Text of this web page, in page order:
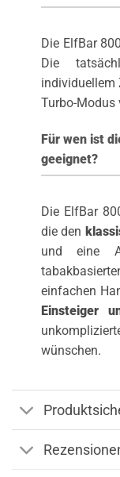
Die ElfBar
Die
individuellem
Turbo-Modus
Für wen ist
geeignet?
Die ElfBar
die den
und eine
einfachen
Einsteiger
wünschen.